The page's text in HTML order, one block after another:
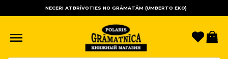
NECERI ATBRĪVOTIES NO GRĀMATĀM (UMBERTO EKO)